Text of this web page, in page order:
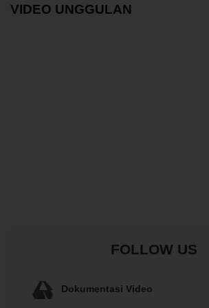
VIDEO UNGGULAN
FOLLOW US
Dokumentasi Video